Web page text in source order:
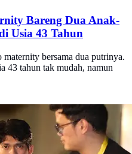
Bareng Dua Anak-
Usia 43 Tahun
bersama dua putrinya.
43 tahun tak mudah, namun